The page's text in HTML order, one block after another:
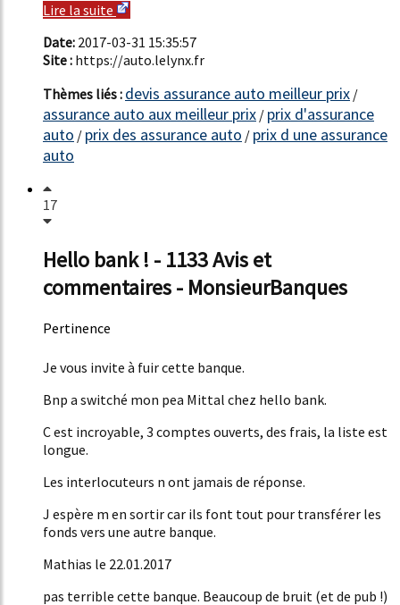
Lire la suite
Date: 2017-03-31 15:35:57
Site : https://auto.lelynx.fr
Thèmes liés : devis assurance auto meilleur prix /
assurance auto aux meilleur prix / prix d'assurance
auto / prix des assurance auto / prix d une assurance
auto
17
Hello bank ! - 1133 Avis et
commentaires - MonsieurBanques
Pertinence
Je vous invite à fuir cette banque.
Bnp a switché mon pea Mittal chez hello bank.
C est incroyable, 3 comptes ouverts, des frais, la liste est
longue.
Les interlocuteurs n ont jamais de réponse.
J espère m en sortir car ils font tout pour transférer les
fonds vers une autre banque.
Mathias le 22.01.2017
pas terrible cette banque. Beaucoup de bruit (et de pub !)